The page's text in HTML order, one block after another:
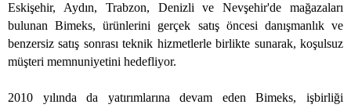
Eskişehir, Aydın, Trabzon, Denizli ve Nevşehir'de mağazaları
bulunan Bimeks, ürünlerini gerçek satış öncesi danışmanlık ve
benzersiz satış sonrası teknik hizmetlerle birlikte sunarak, koşulsuz
müşteri memnuniyetini hedefliyor.
2010 yılında da yatırımlarına devam eden Bimeks, işbirliği